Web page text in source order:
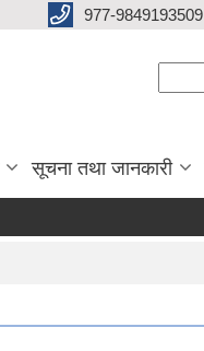
977-9849193509
सूचना तथा जानकारी